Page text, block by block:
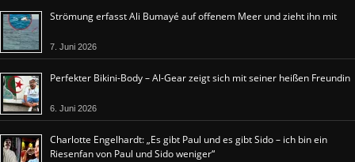
Strömung erfasst Ali Bumayé auf offenem Meer und zieht ihn mit
7. Juni 2026
Perfekter Bikini-Body – Al-Gear zeigt sich mit seiner heißen Freundin
6. Juni 2026
Charlotte Engelhardt: „Es gibt Paul und es gibt Sido – ich bin ein
Riesenfan von Paul und Sido weniger“